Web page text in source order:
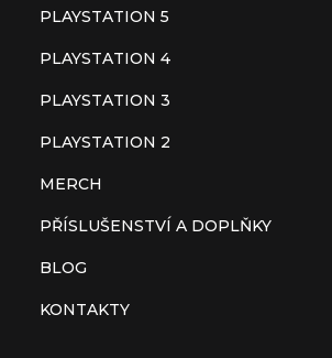
PLAYSTATION 5
PLAYSTATION 4
PLAYSTATION 3
PLAYSTATION 2
MERCH
PŘÍSLUŠENSTVÍ A DOPLŇKY
BLOG
KONTAKTY